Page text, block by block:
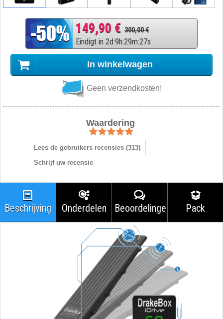
149,90 € 300,00 €
Eindigt in 2d:9h:29m:26s
In winkelwagen
Geen verzendkosten!
Waardering
Lees de gebruikers recensies (313)
Schrijf uw recensie
Beschrijving Onderdelen Beoordelingen Pack